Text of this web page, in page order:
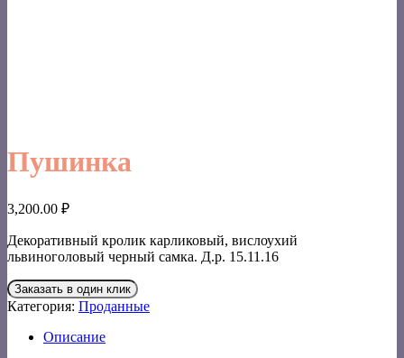
Пушинка
3,200.00 ₽
Декоративный кролик карликовый, вислоухий
львиноголовый черный самка. Д.р. 15.11.16
Заказать в один клик
Категория: Проданные
Описание